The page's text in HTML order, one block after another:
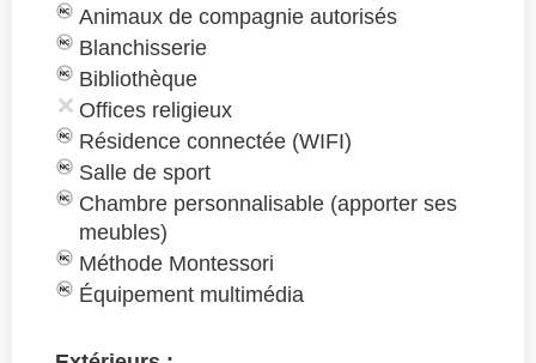
Animaux de compagnie autorisés
Blanchisserie
Bibliothèque
Offices religieux
Résidence connectée (WIFI)
Salle de sport
Chambre personnalisable (apporter ses
meubles)
Méthode Montessori
Équipement multimédia